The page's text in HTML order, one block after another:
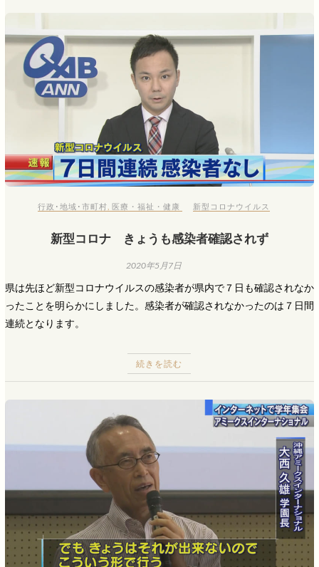
行政･地域･市町村 医療・福祉・健康 新型コロナウイルス
新型コロナ きょうも感染者確認されず
2020年5月7日
県は先ほど新型コロナウイルスの感染者が県内で７日も確認されなか
ったことを明らかにしました。感染者が確認されなかったのは７日間
連続となります。
続きを読む